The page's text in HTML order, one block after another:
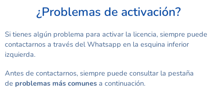
¿Problemas de activación?
Si tienes algún problema para activar la licencia, siempre puede
contactarnos a través del Whatsapp en la esquina inferior
izquierda.
Antes de contactarnos, siempre puede consultar la pestaña
de problemas más comunes a continuación.